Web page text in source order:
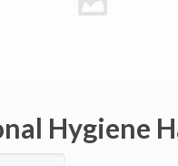
Hygiene